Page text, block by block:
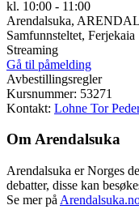
kl. 10:00 - 11:00
Arendalsuka, ARENDAL
Samfunnsteltet, Ferjekaia
Streaming
Gå til påmelding
Avbestillingsregler
Kursnummer: 53271
Kontakt: Lohne Tor
Om Arendalsuka
Arendalsuka er Norges
debatter, disse kan
Se mer på